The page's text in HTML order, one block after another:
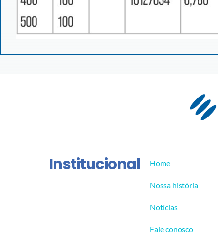
Institucional Home
Nossa história
Notícias
Fale conosco